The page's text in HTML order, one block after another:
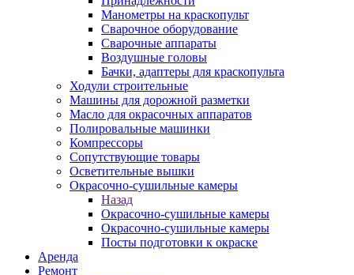
Манометры на краскопульт
Сварочное оборудование
Сварочные аппараты
Воздушные головы
Бачки, адаптеры для краскопульта
Ходули строительные
Машины для дорожной разметки
Масло для окрасочных аппаратов
Полировальные машинки
Компрессоры
Сопутствующие товары
Осветительные вышки
Окрасочно-сушильные камеры
Назад
Окрасочно-сушильные камеры
Окрасочно-сушильные камеры
Посты подготовки к окраске
Аренда
Ремонт